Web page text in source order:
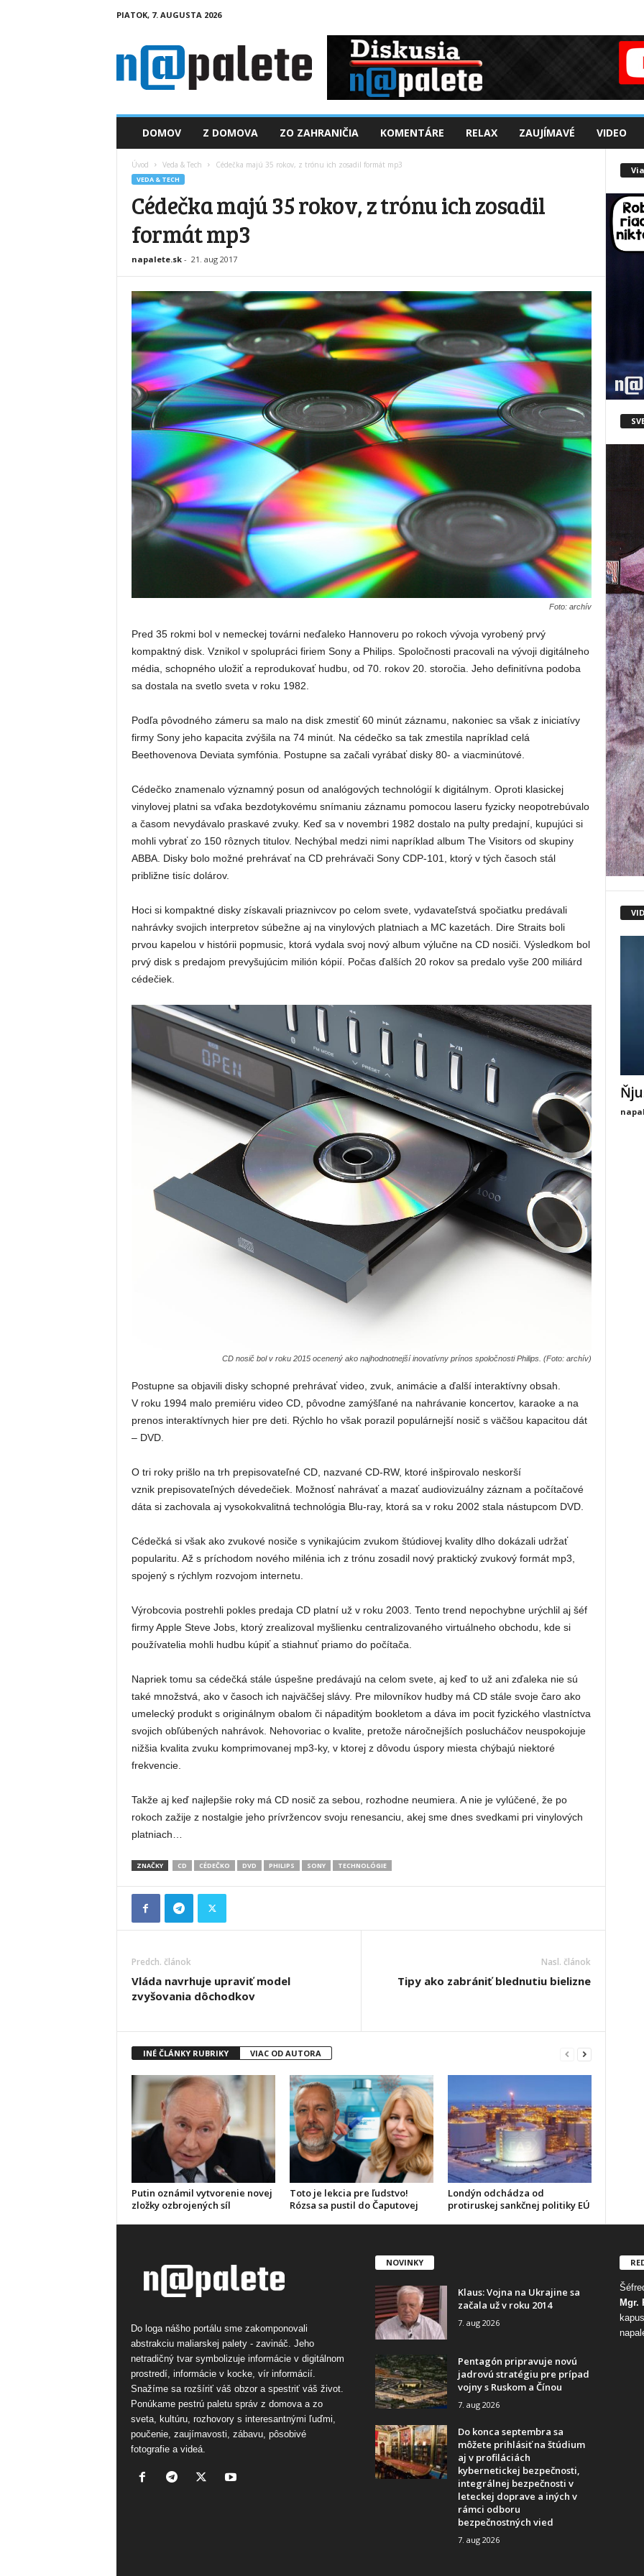
PIATOK, 7. AUGUSTA 2026
a
DOMOV Z DOMOVA ZO ZAHRANIČIA KOMENTÁRE RELAX ZAUJÍMAVÉ VIDEO
Úvod Veda & Tech Cédečka majú 35 rokov, z trónu ich zosadil formát mp3
VEDA & TECH
Cédečka majú 35 rokov, z trónu ich zosadil
formát mp3
napalete.sk- 21. aug 2017
Foto: archív
Pred 35 rokmi bol v nemeckej továrni neďaleko Hannoveru po rokoch vývoja vyrobený prvý
kompaktný disk. Vznikol v spolupráci firiem Sony a Philips. Spoločnosti pracovali na vývoji digitálneho
média, schopného uložiť a reprodukovať hudbu, od 70. rokov 20. storočia. Jeho definitívna podoba
sa dostala na svetlo sveta v roku 1982.
Podľa pôvodného zámeru sa malo na disk zmestiť 60 minút záznamu, nakoniec sa však z iniciatívy
firmy Sony jeho kapacita zvýšila na 74 minút. Na cédečko sa tak zmestila napríklad celá
Beethovenova Deviata symfónia. Postupne sa začali vyrábať disky 80- a viacminútové.
Cédečko znamenalo významný posun od analógových technológií k digitálnym. Oproti klasickej
vinylovej platni sa vďaka bezdotykovému snímaniu záznamu pomocou laseru fyzicky neopotrebúvalo
a časom nevydávalo praskavé zvuky. Keď sa v novembri 1982 dostalo na pulty predajní, kupujúci si
mohli vybrať zo 150 rôznych titulov. Nechýbal medzi nimi napríklad album The Visitors od skupiny
ABBA. Disky bolo možné prehrávať na CD prehrávači Sony CDP-101, ktorý v tých časoch stál
približne tisíc dolárov.
Hoci si kompaktné disky získavali priaznivcov po celom svete, vydavateľstvá spočiatku predávali
nahrávky svojich interpretov súbežne aj na vinylových platniach a MC kazetách. Dire Straits boli
prvou kapelou v histórii popmusic, ktorá vydala svoj nový album výlučne na CD nosiči. Výsledkom bol
prvý disk s predajom prevyšujúcim milión kópií. Počas ďalších 20 rokov sa predalo vyše 200 miliárd
cédečiek.
CD nosič bol v roku 2015 ocenený ako najhodnotnejší inovatívny prínos spoločnosti Philips. (Foto: archív)
Postupne sa objavili disky schopné prehrávať video, zvuk, animácie a ďalší interaktívny obsah.
V roku 1994 malo premiéru video CD, pôvodne zamýšľané na nahrávanie koncertov, karaoke a na
prenos interaktívnych hier pre deti. Rýchlo ho však porazil populárnejší nosič s väčšou kapacitou dát
– DVD.
O tri roky prišlo na trh prepisovateľné CD, nazvané CD-RW, ktoré inšpirovalo neskorší
vznik prepisovateľných dévedečiek. Možnosť nahrávať a mazať audiovizuálny záznam a počítačové
dáta si zachovala aj vysokokvalitná technológia Blu-ray, ktorá sa v roku 2002 stala nástupcom DVD.
Cédečká si však ako zvukové nosiče s vynikajúcim zvukom štúdiovej kvality dlho dokázali udržať
popularitu. Až s príchodom nového milénia ich z trónu zosadil nový praktický zvukový formát mp3,
spojený s rýchlym rozvojom internetu.
Výrobcovia postrehli pokles predaja CD platní už v roku 2003. Tento trend nepochybne urýchlil aj šéf
firmy Apple Steve Jobs, ktorý zrealizoval myšlienku centralizovaného virtuálneho obchodu, kde si
používatelia mohli hudbu kúpiť a stiahnuť priamo do počítača.
Napriek tomu sa cédečká stále úspešne predávajú na celom svete, aj keď to už ani zďaleka nie sú
také množstvá, ako v časoch ich najväčšej slávy. Pre milovníkov hudby má CD stále svoje čaro ako
umelecký produkt s originálnym obalom či nápaditým bookletom a dáva im pocit fyzického vlastníctva
svojich obľúbených nahrávok. Nehovoriac o kvalite, pretože náročnejších poslucháčov neuspokojuje
nižšia kvalita zvuku komprimovanej mp3-ky, v ktorej z dôvodu úspory miesta chýbajú niektoré
frekvencie.
Takže aj keď najlepšie roky má CD nosič za sebou, rozhodne neumiera. A nie je vylúčené, že po
rokoch zažije z nostalgie jeho prívržencov svoju renesanciu, akej sme dnes svedkami pri vinylových
platniach…
ZNAČKY CD CÉDEČKO DVD PHILIPS SONY TECHNOLÓGIE
Predch. článok
Vláda navrhuje upraviť model
zvyšovania dôchodkov
Nasl. článok
Tipy ako zabrániť blednutiu bielizne
INÉ ČLÁNKY RUBRIKY VIAC OD AUTORA
Putin oznámil vytvorenie novej
zložky ozbrojených síl
Toto je lekcia pre ľudstvo!
Rózsa sa pustil do Čaputovej
Londýn odchádza od
protiruskej sankčnej politiky EÚ
Do loga nášho portálu sme zakomponovali
abstrakciu maliarskej palety - zavináč. Jeho
netradičný tvar symbolizuje informácie v digitálnom
prostredí, informácie v kocke, vír informácií.
Snažíme sa rozšíriť váš obzor a spestriť váš život.
Ponúkame pestrú paletu správ z domova a zo
sveta, kultúru, rozhovory s interesantnými ľuďmi,
poučenie, zaujímavosti, zábavu, pôsobivé
fotografie a videá.
NOVINKY
Klaus: Vojna na Ukrajine sa
začala už v roku 2014
7. aug 2026
Pentagón pripravuje novú
jadrovú stratégiu pre prípad
vojny s Ruskom a Čínou
7. aug 2026
Do konca septembra sa
môžete prihlásiť na štúdium
aj v profiláciách
kybernetickej bezpečnosti,
integrálnej bezpečnosti v
leteckej doprave a iných v
rámci odboru
bezpečnostných vied
7. aug 2026
Mgr.